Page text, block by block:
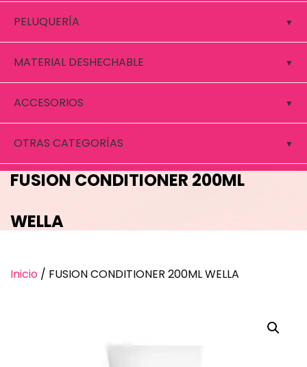
PELUQUERÍA
MATERIAL DESHECHABLE
ACCESORIOS
OTRAS CATEGORÍAS
FUSION CONDITIONER 200ML
WELLA
Inicio / FUSION CONDITIONER 200ML WELLA